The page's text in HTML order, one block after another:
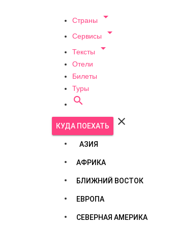
Страны 
Сервисы 
Тексты 
Отели
Билеты
Туры

КУДА ПОЕХАТЬ 
АЗИЯ
АФРИКА
БЛИЖНИЙ ВОСТОК
ЕВРОПА
СЕВЕРНАЯ АМЕРИКА